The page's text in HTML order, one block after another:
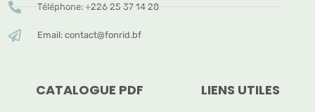
Téléphone: +226 25 37 14 28
Email: contact@fonrid.bf
CATALOGUE PDF LIENS UTILES